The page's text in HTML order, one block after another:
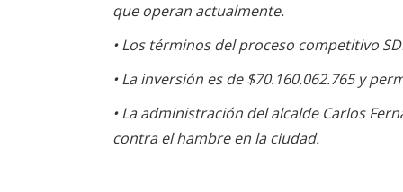
que operan actualmente.
• Los términos del proceso competitivo
• La inversión es de $70.160.062.765 y
• La administración del alcalde Carlos
contra el hambre en la ciudad.